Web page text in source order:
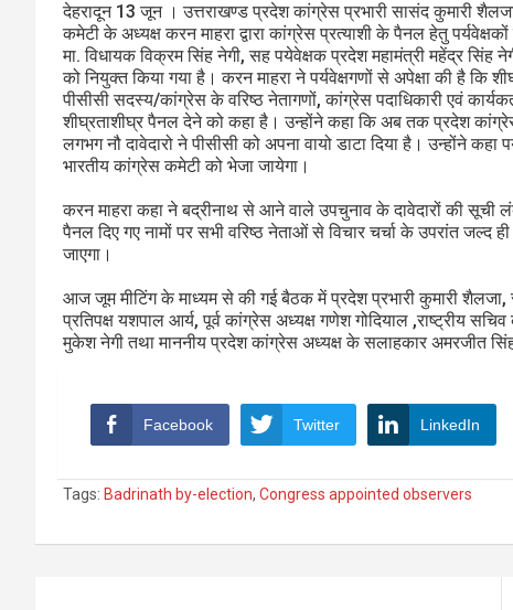
देहरादून 13 जून । उत्तराखण्ड प्रदेश कांग्रेस प्रभारी सासंद कुमारी
कमेटी के अध्यक्ष करन माहरा द्वारा कांग्रेस प्रत्याशी के पैनल हेतु
मा. विधायक विक्रम सिंह नेगी, सह पयेवेक्षक प्रदेश महामंत्री महेंद्र सिंह
को नियुक्त किया गया है। करन माहरा ने पर्यवेक्षगणों से अपेक्षा की है कि
पीसीसी सदस्य/कांग्रेस के वरिष्ठ नेतागणों, कांग्रेस पदाधिकारी एवं
शीघ्रताशीघ्र पैनल देने को कहा है। उन्होंने कहा कि अब तक प्रदेश
लगभग नौ दावेदारो ने पीसीसी को अपना वायो डाटा दिया है। उन्होंने कहा
भारतीय कांग्रेस कमेटी को भेजा जायेगा।
करन माहरा कहा ने बद्रीनाथ से आने वाले उपचुनाव के दावेदारों की सूची
पैनल दिए गए नामों पर सभी वरिष्ठ नेताओं से विचार चर्चा के उपरांत जल्द
जाएगा।
आज जूम मीटिंग के माध्यम से की गई बैठक में प्रदेश प्रभारी कुमारी शैलजा,
प्रतिपक्ष यशपाल आर्य, पूर्व कांग्रेस अध्यक्ष गणेश गोदियाल ,राष्ट्रीय
मुकेश नेगी तथा माननीय प्रदेश कांग्रेस अध्यक्ष के सलाहकार अमरजीत
Facebook Twitter LinkedIn
Tags: Badrinath by-election, Congress appointed observers